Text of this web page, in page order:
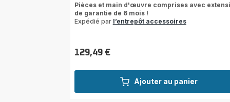
Ajouter au panier
Pièces et main d'œuvre comprises avec
de garantie de 6 mois !
Expédié par l’entrepôt accessoires
Prix
129,49 €